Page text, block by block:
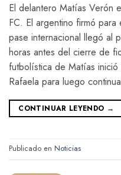
El delantero Matías Verón
FC. El argentino firmó
pase internacional llegó al
horas antes del cierre de
futbolística de Matías
Rafaela para luego
CONTINUAR LEYENDO →
Publicado en Noticias